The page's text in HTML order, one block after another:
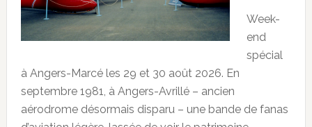
Week-
end
spécial
à Angers-Marcé les 29 et 30 août 2026. En
septembre 1981, à Angers-Avrillé – ancien
aérodrome désormais disparu – une bande de fanas